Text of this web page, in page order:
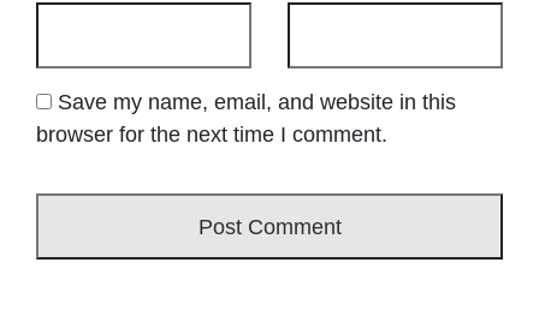
Save my name, email, and website in this
browser for the next time I comment.